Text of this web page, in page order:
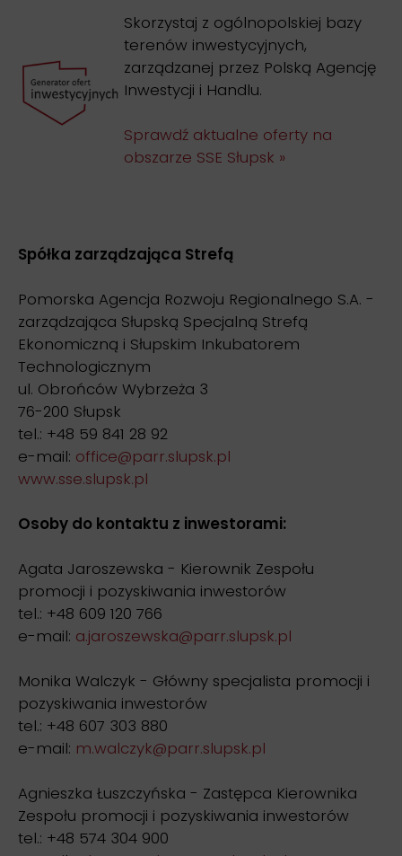
Skorzystaj z ogólnopolskiej bazy
terenów inwestycyjnych,
zarządzanej przez Polską Agencję
Inwestycji i Handlu.
Sprawdź aktualne oferty na
obszarze SSE Słupsk »
Spółka zarządzająca Strefą
Pomorska Agencja Rozwoju Regionalnego S.A. -
zarządzająca Słupską Specjalną Strefą
Ekonomiczną i Słupskim Inkubatorem
Technologicznym
ul. Obrońców Wybrzeża 3
76-200 Słupsk
tel.: +48 59 841 28 92
e-mail: office@parr.slupsk.pl
www.sse.slupsk.pl
Osoby do kontaktu z inwestorami:
Agata Jaroszewska - Kierownik Zespołu
promocji i pozyskiwania inwestorów
tel.: +48 609 120 766
e-mail: a.jaroszewska@parr.slupsk.pl
Monika Walczyk - Główny specjalista promocji i
pozyskiwania inwestorów
tel.: +48 607 303 880
e-mail: m.walczyk@parr.slupsk.pl
Agnieszka Łuszczyńska - Zastępca Kierownika
Zespołu promocji i pozyskiwania inwestorów
tel.: +48 574 304 900